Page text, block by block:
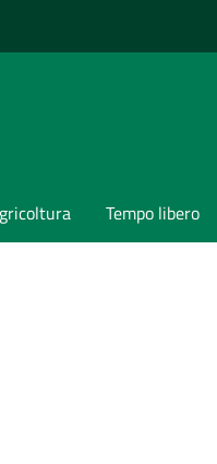
Tempo libero